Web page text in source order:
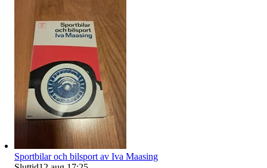
Sportbilar och bilsport av Iva Maasing